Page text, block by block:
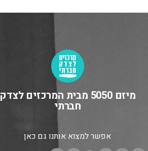
מיזם 5050 מבית המרכזים לצדק
חברתי
אפשר למצוא אותנו גם כאן